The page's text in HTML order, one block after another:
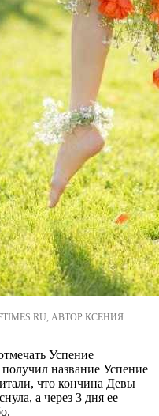
АВТОР КСЕНИЯ
Успение
название Успение
что кончина Девы
а через 3 дня ее